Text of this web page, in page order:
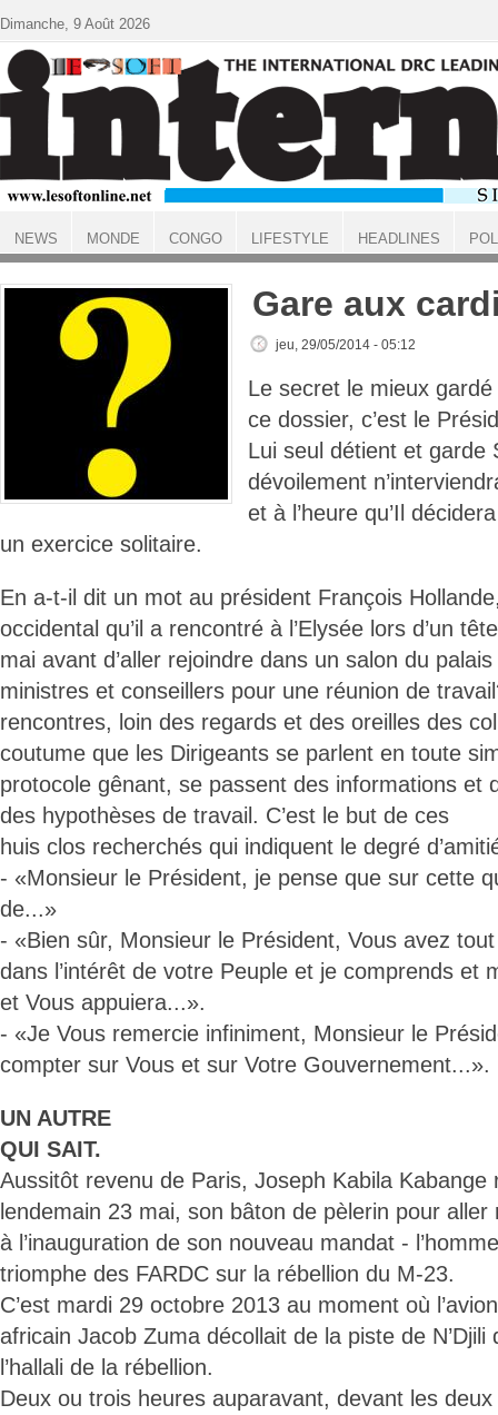
ACCUEIL
Gare aux
jeu, 29/05/2014 - 05:12
Le secret le mieux
ce dossier, c’est le
Lui seul détient et garde
dévoilement
et à l’heure qu’Il
un exercice solitaire.
En a-t-il dit un mot au président François
occidental qu’il a rencontré à l’Elysée lors d’un
mai avant d’aller rejoindre dans un salon du
ministres et conseillers pour une réunion de
rencontres, loin des regards et des oreilles des
coutume que les Dirigeants se parlent en toute
protocole gênant, se passent des informations et
des hypothèses de travail. C’est le but de ces
huis clos recherchés qui indiquent le degré
- «Monsieur le Président, je pense que sur cette
de...»
- «Bien sûr, Monsieur le Président, Vous avez
dans l’intérêt de votre Peuple et je comprends et
et Vous appuiera...».
- «Je Vous remercie infiniment, Monsieur le
compter sur Vous et sur Votre Gouvernement...».
UN AUTRE
QUI SAIT.
Aussitôt revenu de Paris, Joseph Kabila Kabange
lendemain 23 mai, son bâton de pèlerin pour
à l’inauguration de son nouveau mandat -
triomphe des FARDC sur la rébellion du M-23.
C’est mardi 29 octobre 2013 au moment où
africain Jacob Zuma décollait de la piste de N’Djili
l’hallali de la rébellion.
Deux ou trois heures auparavant, devant les
Dimanche, 9 Août 2026
NEWS MONDE CONGO LIFESTYLE HEADLINES